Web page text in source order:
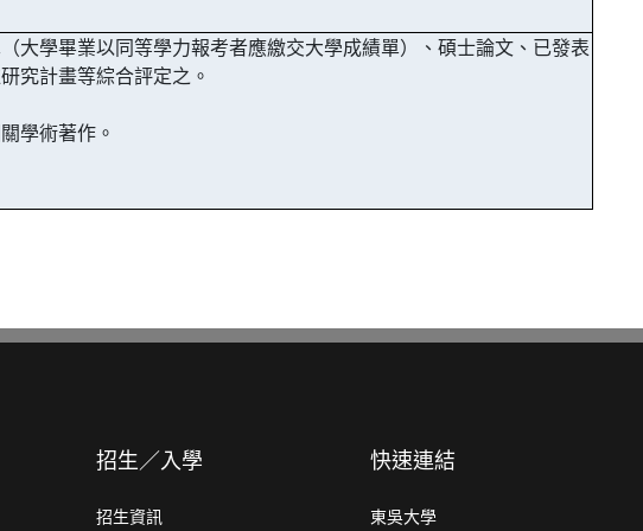
大學畢業以同等學力報考者應繳交大學成績單）、碩士論文、已發表
究計畫等綜合評定之。
學術著作。
招生／入學
招生資訊
快速連結
東吳大學